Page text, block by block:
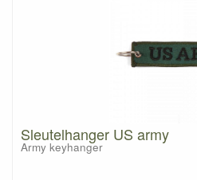
Sleutelhanger US army
Army keyhanger